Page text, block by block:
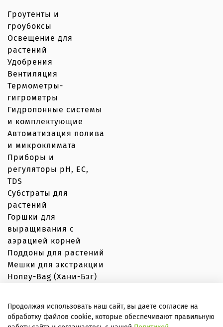
Гроутенты и
гроубоксы
Освещение для
растений
Удобрения
Вентиляция
Термометры-
гигрометры
Гидропонные системы
и комплектующие
Автоматизация полива
и микроклимата
Приборы и
регуляторы рН, EC,
TDS
Субстраты для
растений
Горшки для
выращивания с
аэрацией корней
Поддоны для растений
Мешки для экстракции
Honey-Bag (Хани-Бэг)
© Вершки и корешки 2020–2026 Любое использование
Продолжая использовать наш сайт, вы даете согласие на
обработку файлов cookie, которые обеспечивают правильную